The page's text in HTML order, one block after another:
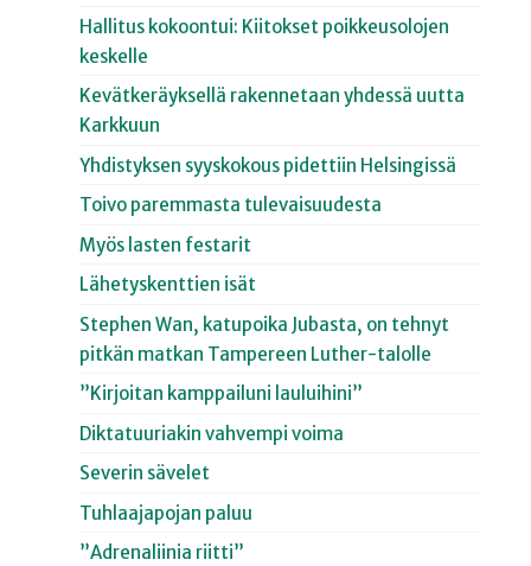
Hallitus kokoontui: Kiitokset poikkeusolojen
keskelle
Kevätkeräyksellä rakennetaan yhdessä uutta
Karkkuun
Yhdistyksen syyskokous pidettiin Helsingissä
Toivo paremmasta tulevaisuudesta
Myös lasten festarit
Lähetyskenttien isät
Stephen Wan, katupoika Jubasta, on tehnyt
pitkän matkan Tampereen Luther-talolle
”Kirjoitan kamppailuni lauluihini”
Diktatuuriakin vahvempi voima
Severin sävelet
Tuhlaajapojan paluu
”Adrenaliinia riitti”